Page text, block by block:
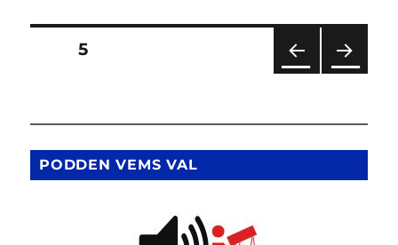
Sidnumrering
inlägg
SIDA
SIDA5
PODDEN VEMS VAL